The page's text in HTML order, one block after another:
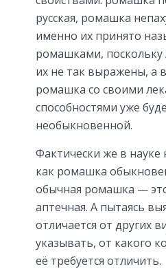
русская, ромашка
именно их принято
ромашками, поскольку
их не так выражены, а
ромашка со своими
способностями уже
необыкновенной.
Фактически же в науке
как ромашка
обычная ромашка —
аптечная. А пытаясь
отличается от других
указывать, от какого
её требуется отличить.